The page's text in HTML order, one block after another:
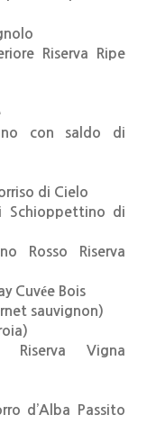
Riserva Ripe
con saldo di
di Cielo
Schioppettino di
Rosso Riserva
Cuvée Bois
sauvignon)
Riserva Vigna
d’Alba Passito